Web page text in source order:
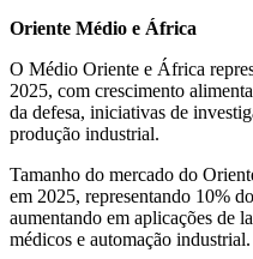
Oriente Médio e África
O Médio Oriente e África
2025, com crescimento
da defesa, iniciativas de
produção industrial.
Tamanho do mercado do
em 2025, representando 10%
aumentando em aplicações de
médicos e automação industrial.